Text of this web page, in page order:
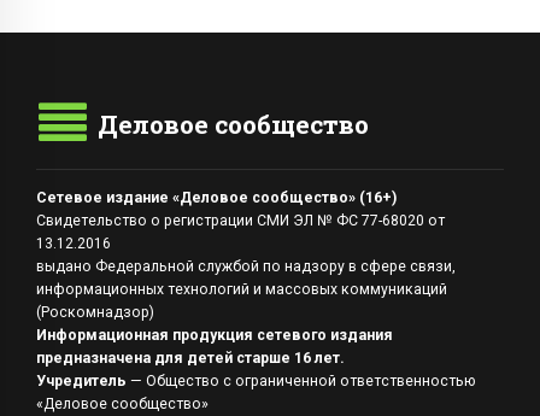
Деловое сообщество
Сетевое издание «Деловое сообщество» (16+)
Свидетельство о регистрации СМИ ЭЛ № ФС 77-68020 от
13.12.2016
выдано Федеральной службой по надзору в сфере связи,
информационных технологий и массовых коммуникаций
(Роскомнадзор)
Информационная продукция сетевого издания
предназначена для детей старше 16 лет.
Учредитель — Общество с ограниченной ответственностью
«Деловое сообщество»